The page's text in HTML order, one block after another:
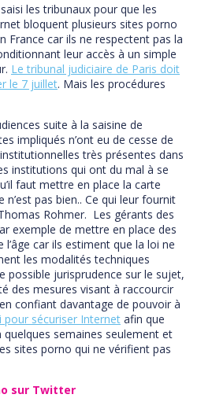
les tribunaux pour que les
bloquent plusieurs sites porno
France car ils ne respectent pas la
leur accès à un simple
Le tribunal judiciaire de Paris doit
le 7 juillet. Mais les procédures
suite à la saisine de
impliqués n’ont eu de cesse de
très présentes dans
institutions qui ont du mal à se
faut mettre en place la carte
n’est pas bien.. Ce qui leur fournit
Rohmer. Les gérants des
exemple de mettre en place des
car ils estiment que la loi ne
les modalités techniques
possible jurisprudence sur le sujet,
des mesures visant à raccourcir
confiant davantage de pouvoir à
pour sécuriser Internet afin que
quelques semaines seulement et
sites porno qui ne vérifient pas
sur Twitter